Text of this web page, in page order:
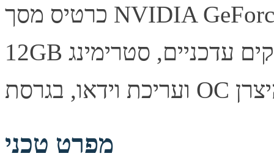
כרטיס מסך NVIDIA GeForce RTX 5070 מבית Gigabyte עם
12GB זיכרון. ביצועים גבוהים למשחקים עדכניים, סטרימינג
מפרט טכני